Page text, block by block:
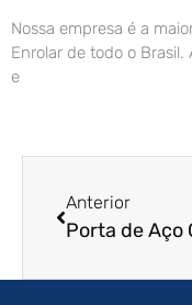
Nossa empresa é a
Enrolar de todo o
e
Anterior